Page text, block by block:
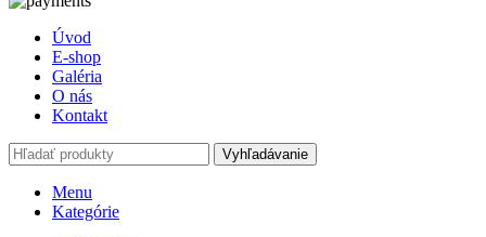
Úvod
E-shop
Galéria
O nás
Kontakt
Vyhľadávanie
Menu
Kategórie